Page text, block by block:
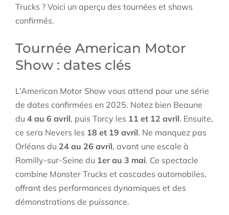
Trucks ? Voici un aperçu des tournées et shows
confirmés.
Tournée American Motor
Show : dates clés
L’American Motor Show vous attend pour une série
de dates confirmées en 2025. Notez bien Beaune
du 4 au 6 avril, puis Torcy les 11 et 12 avril. Ensuite,
ce sera Nevers les 18 et 19 avril. Ne manquez pas
Orléans du 24 au 26 avril, avant une escale à
Romilly-sur-Seine du 1er au 3 mai. Ce spectacle
combine Monster Trucks et cascades automobiles,
offrant des performances dynamiques et des
démonstrations de puissance.